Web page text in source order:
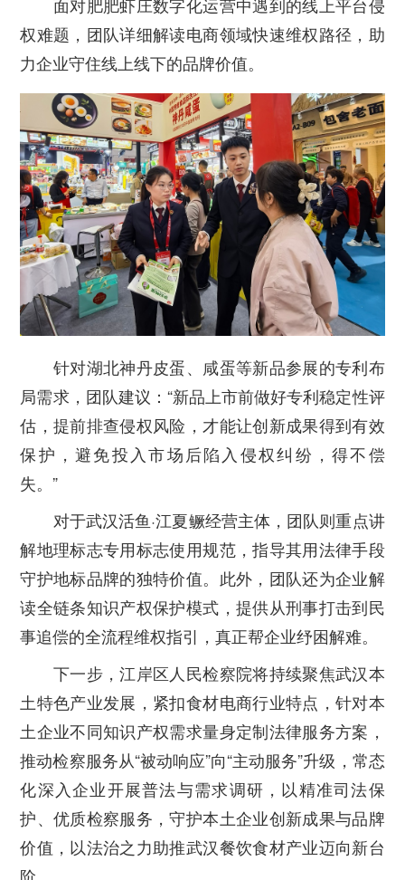
权难题，团队详细解读电商领域快速维权路径，助
力企业守住线上线下的品牌价值。
针对湖北神丹皮蛋、咸蛋等新品参展的专利布
局需求，团队建议：“新品上市前做好专利稳定性评
估，提前排查侵权风险，才能让创新成果得到有效
保护，避免投入市场后陷入侵权纠纷，得不偿
失。”
对于武汉活鱼·江夏鳜经营主体，团队则重点讲
解地理标志专用标志使用规范，指导其用法律手段
守护地标品牌的独特价值。此外，团队还为企业解
读全链条知识产权保护模式，提供从刑事打击到民
事追偿的全流程维权指引，真正帮企业纾困解难。
下一步，江岸区人民检察院将持续聚焦武汉本
土特色产业发展，紧扣食材电商行业特点，针对本
土企业不同知识产权需求量身定制法律服务方案，
推动检察服务从“被动响应”向“主动服务”升级，常态
化深入企业开展普法与需求调研，以精准司法保
护、优质检察服务，守护本土企业创新成果与品牌
价值，以法治之力助推武汉餐饮食材产业迈向新台